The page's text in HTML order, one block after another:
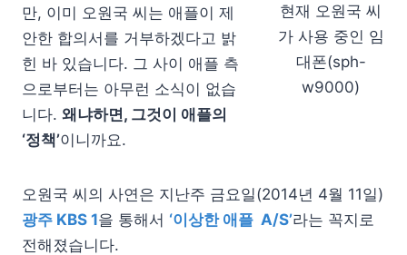
현재 오원국 씨
가 사용 중인 임
대폰(sph-
w9000)
만, 이미 오원국 씨는 애플이 제
안한 합의서를 거부하겠다고 밝
힌 바 있습니다. 그 사이 애플 측
으로부터는 아무런 소식이 없습
니다. 왜냐하면, 그것이 애플의
‘정책’이니까요.
오원국 씨의 사연은 지난주 금요일(2014년 4월 11일)
광주 KBS 1을 통해서 ‘이상한 애플 A/S’라는 꼭지로
전해졌습니다.